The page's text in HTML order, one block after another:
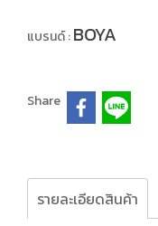
แบรนด์ :BOYA
Share
รายละเอียดสินค้า